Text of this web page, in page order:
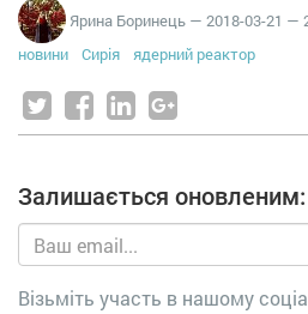
Ярина Боринець — 2018-03-21 —
новини
Сирія ядерний реактор
Залишається оновленим:
Візьміть участь в нашому